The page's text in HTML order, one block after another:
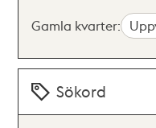
Gamla kvarter:
Sökord